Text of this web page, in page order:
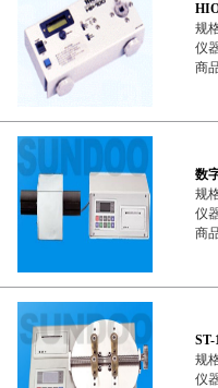
规
仪
商
数
规
仪
商
规
仪